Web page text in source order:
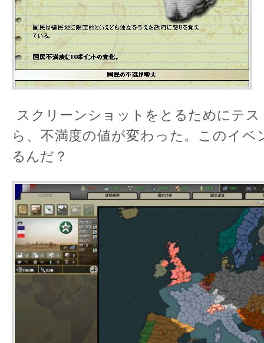
スクリーンショットをとるためにテ
ら、不満度の値が変わった。このイ
るんだ？